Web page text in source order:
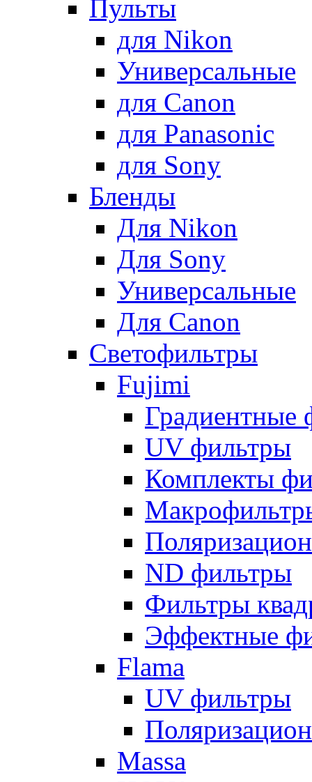
Пульты
для Nikon
Универсальные
для Canon
для Panasonic
для Sony
Бленды
Для Nikon
Для Sony
Универсальные
Для Canon
Светофильтры
Fujimi
Градиентные
UV фильтры
Комплекты
ND фильтры
Фильтры
Эффектные
Flama
UV фильтры
Massa